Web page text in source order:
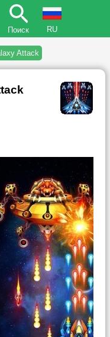
Поиск RU
Attack